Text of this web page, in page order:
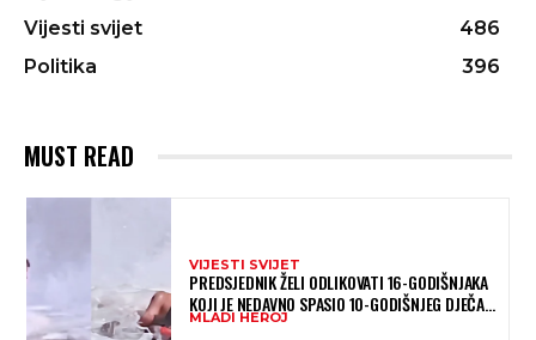
Vijesti svijet
486
Politika
396
MUST READ
VIJESTI SVIJET
PREDSJEDNIK ŽELI ODLIKOVATI 16-GODIŠNJAKA
KOJI JE NEDAVNO SPASIO 10-GODIŠNJEG DJEČAKA
IZ SMRTONOSNIH VALOVA
MLADI HEROJ